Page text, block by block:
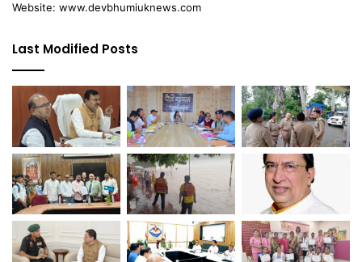
Website: www.devbhumiuknews.com
Last Modified Posts